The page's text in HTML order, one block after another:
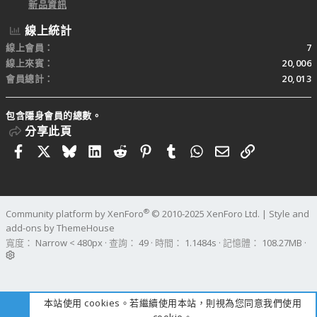
新品資訊
線上統計
線上會員
7
線上來賓
20,006
會員總計
20,013
包含隱身會員的總數。
分享此頁
FacebookBlueskyLinkedIn
RedditPinterestTumblrWhatsApp
電子郵件
連結
Community platform by XenForo® © 2010-2025 XenForo Ltd. | Style and
add-ons by ThemeHouse
寬度
查詢 49 時間 1.1484s 記憶體 108.27MB
本站使用 cookies。若繼續使用本站，則視為您同意我們使用